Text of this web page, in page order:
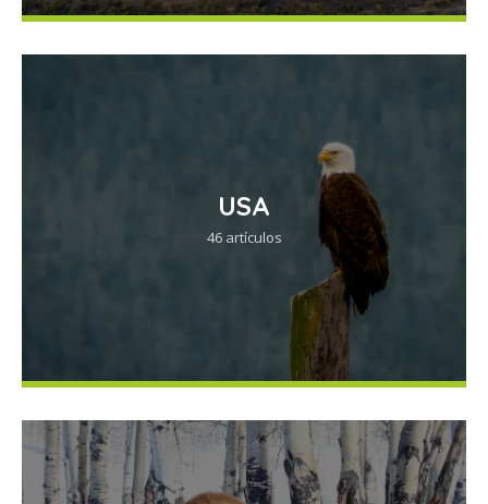
MÉXICO
Regresa el Downhill a Puerto
Vallarta, Evento Mundial de
Ciclismo Urbano Extremo
USA
46 artículos